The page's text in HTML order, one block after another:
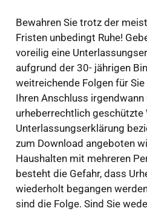
Bewahren Sie trotz der
Fristen unbedingt Ruhe!
voreilig eine
aufgrund der 30- jährigen
weitreichende Folgen für
Ihren Anschluss
urheberrechtlich geschützte
Unterlassungserklärung
zum Download angeboten
Haushalten mit mehreren
besteht die Gefahr, dass
wiederholt begangen
sind die Folge. Sind Sie